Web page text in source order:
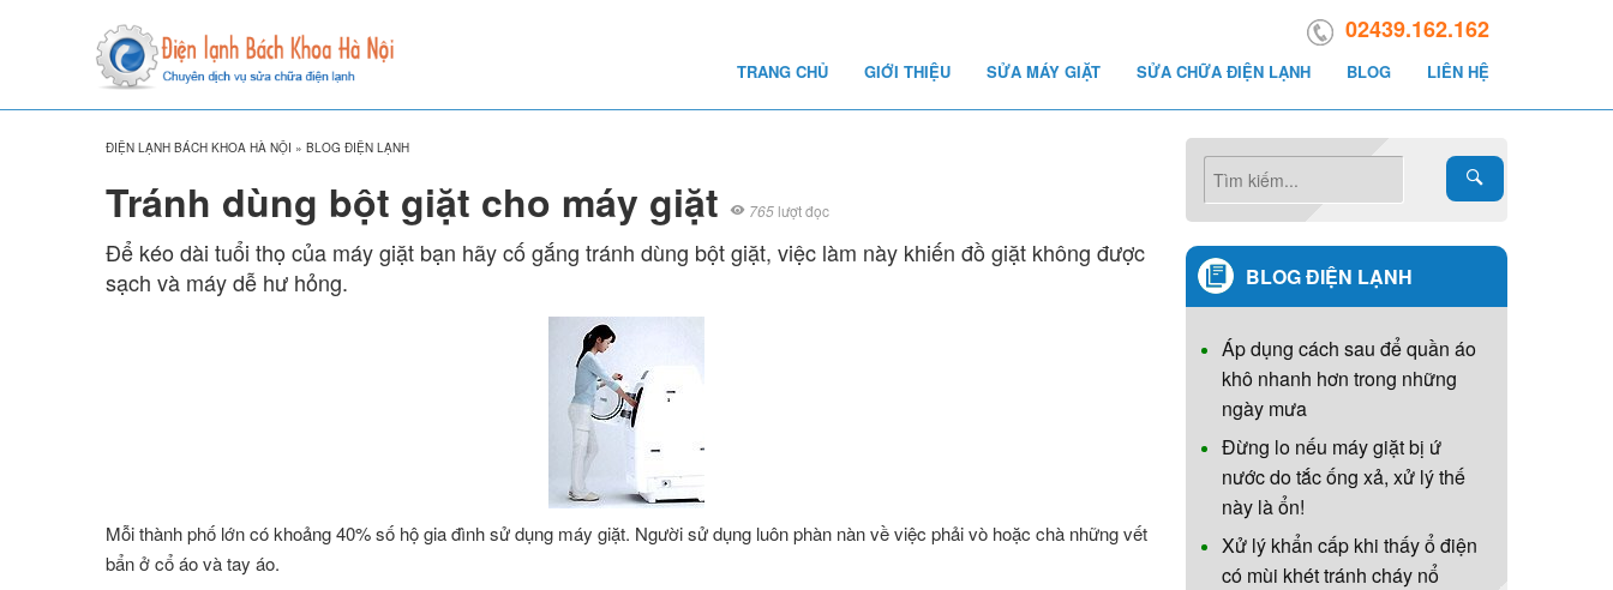
02439.162.162
TRANG CHỦ GIỚI THIỆU SỬA MÁY GIẶT SỬA CHỮA ĐIỆN LẠNH BLOG LIÊN HỆ
ĐIỆN LẠNH BÁCH KHOA HÀ NỘI » BLOG ĐIỆN LẠNH
Tránh dùng bột giặt cho máy giặt 765 lượt đọc
Để kéo dài tuổi thọ của máy giặt bạn hãy cố gắng tránh dùng bột giặt, việc làm này khiến đồ giặt không được
sạch và máy dễ hư hỏng.
Mỗi thành phố lớn có khoảng 40% số hộ gia đình sử dụng máy giặt. Người sử dụng luôn phàn nàn về việc phải vò hoặc chà những vết
bẩn ở cổ áo và tay áo.
BLOG ĐIỆN LẠNH
Áp dụng cách sau để quần áo
khô nhanh hơn trong những
ngày mưa
Đừng lo nếu máy giặt bị ứ
nước do tắc ống xả, xử lý thế
này là ổn!
Xử lý khẩn cấp khi thấy ổ điện
có mùi khét tránh cháy nổ